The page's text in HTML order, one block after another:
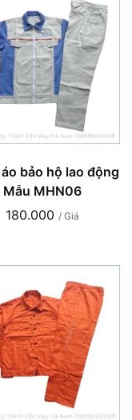
bảo hộ lao động
Mẫu MHN06
180.000 / Giá